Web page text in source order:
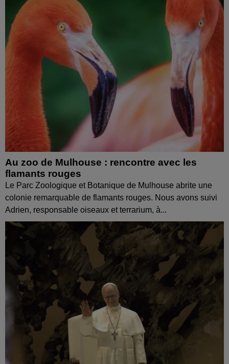
Au zoo de Mulhouse : rencontre avec les
flamants rouges
Le Parc Zoologique et Botanique de Mulhouse abrite une
colonie remarquable de flamants rouges. Nous avons suivi
Adrien, responsable oiseaux et terrarium, à...